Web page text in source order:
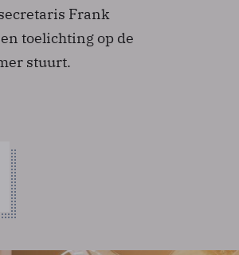
Frank
toelichting op de
stuurt.